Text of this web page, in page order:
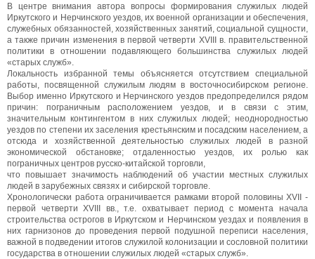
В центре внимания автора вопросы формирования служилых людей
Иркутского и Нерчинского уездов, их военной организации и обеспечения,
служебных обязанностей, хозяйственных занятий, социальной сущности,
а также причин изменения в первой четверти XVIII в. правительственной
политики в отношении подавляющего большинства служилых людей
«старых служб».
Локальность избранной темы объясняется отсутствием специальной
работы, посвященной служилым людям в восточносибирском регионе.
Выбор именно Иркутского и Нерчинского уездов предопределился рядом
причин: пограничным расположением уездов, и в связи с этим,
значительным контингентом в них служилых людей; неоднородностью
уездов по степени их заселения крестьянским и посадским населением, а
отсюда и хозяйственной деятельностью служилых людей в разной
экономической обстановке; отдаленностью уездов, их ролью как
пограничных центров русско-китайской торговли,
что повышает значимость наблюдений об участии местных служилых
людей в зарубежных связях и сибирской торговле.
Хронологически работа ограничивается рамками второй половины XVII -
первой четверти XVIII вв., т.е. охватывает период с момента начала
строительства острогов в Иркутском и Нерчинском уездах и появления в
них гарнизонов до проведения первой подушной переписи населения,
важной в подведении итогов служилой колонизации и сословной политики
государства в отношении служилых людей «старых служб».